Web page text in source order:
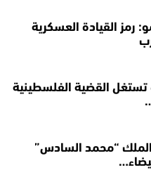
رمز القيادة العسكرية
تستغل القضية الفلسطينية
الملك “محمد السادس”